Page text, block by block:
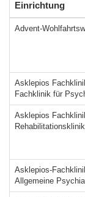
Einrichtung
Advent-
Asklepios
Fachklinik für
Asklepios
Asklepios-
Allgemeine